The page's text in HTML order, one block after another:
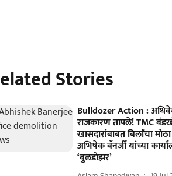
Stories
Bulldozer Action :
राजकारण तापले! TMC
खासदारांबाबत बिर्लांचा
अभिषेक बॅनर्जी यांच्या
‘बुलडोझर’